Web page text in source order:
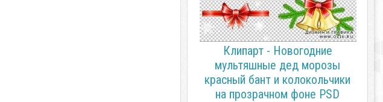
Клипарт - Новогодние
мультяшные дед морозы
красный бант и колокольчики
на прозрачном фоне PSD